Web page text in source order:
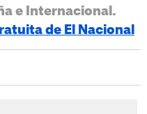
e Internacional.
de El Nacional